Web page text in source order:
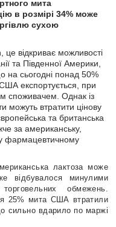
мита
в розмірі 34% може
сухою
відкриває можливості
та Південної Америки,
на сьогодні понад 50%
експортується, при
споживачем. Однак із
можуть втратити цінову
та британська
за американську,
у фармацевтичному
лактоза може
відбувалося минулими
обмежень.
25% мита США втратили
сильно вдарило по маржі